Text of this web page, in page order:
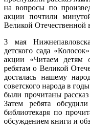
на вопросы по
акции почтили
Великой Отечественной
3 мая
детского сада
акции «Читаем детям
ребятам о Великой
досталась нашему
советского народа в
были прочитаны рассказ
Затем ребята
библиотекаря по
обсуждением книги и